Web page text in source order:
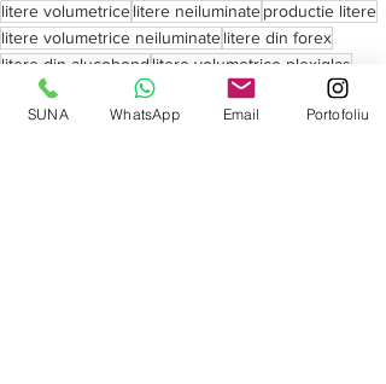
litere volumetricelitere neiluminateproductie litere
litere volumetrice neiluminatelitere din forex
litere din alucobond litere volumetrice plexiglas
Litere volumetrice
SUNA WhatsApp Email Portofoliu